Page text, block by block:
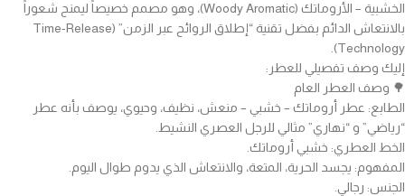
الخشبية – الأروماتك (Woody Aromatic)، وهو مصمم خصيصاً ليمنح شعوراً
بالانتعاش الدائم بفضل تقنية “إطلاق الروائح عبر الزمن” (Time-Release
Technology).
إليك وصف تفصيلي للعطر:
🌳 وصف العطر العام
الطابع: عطر أروماتك – خشبي – منعش، نظيف، وحيوي، يوصف بأنه عطر
“رياضي” و “نهاري” مثالي للرجل العصري النشيط.
الخط العطري: خشبي أروماتك.
المفهوم: يجسد الحرية، المتعة، والانتعاش الذي يدوم طوال اليوم.
الجنس: رجالي.